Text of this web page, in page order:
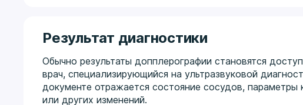
Результат диагностики
Обычно результаты допплерографии становятся
врач, специализирующийся на ультразвуковой
документе отражается состояние сосудов,
или других изменений.